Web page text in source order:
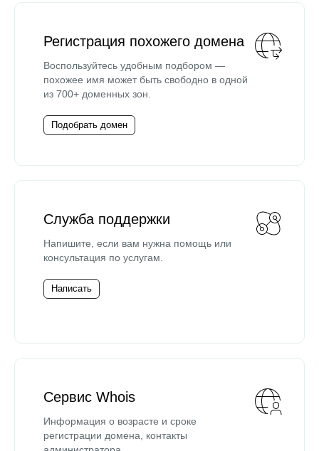
Регистрация похожего домена
Воспользуйтесь удобным подбором —
похожее имя может быть свободно в одной
из 700+ доменных зон.
Подобрать домен
Служба поддержки
Напишите, если вам нужна помощь или
консультация по услугам.
Написать
Сервис Whois
Информация о возрасте и сроке
регистрации домена, контакты